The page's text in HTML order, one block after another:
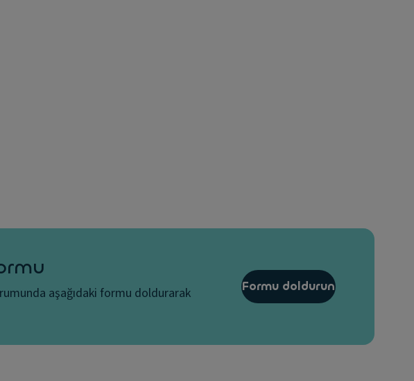
aşağıdaki formu doldurarak
Formu doldurun